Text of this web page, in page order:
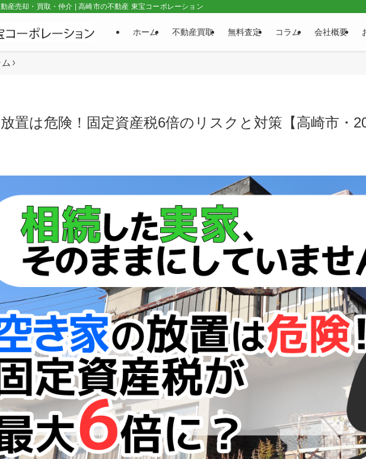
産売却・買取・仲介 | 高崎市の不動産 東宝コーポレーション
ホーム 不動産買取 無料査定 コラム 会社概要
置は危険！固定資産税6倍のリスクと対策【高崎市・